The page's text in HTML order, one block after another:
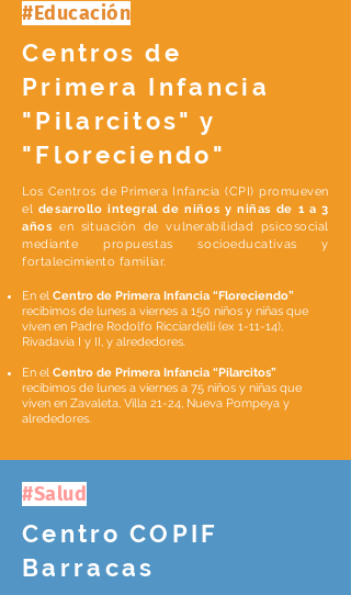
#Educación
Centros de
Primera Infancia
"Pilarcitos" y
"Floreciendo"
Los Centros de Primera Infancia (CPI) promueven
el desarrollo integral de niños y niñas de 1 a 3
años en situación de vulnerabilidad psicosocial
mediante propuestas socioeducativas y
fortalecimiento familiar.
En el Centro de Primera Infancia “Floreciendo”
recibimos de lunes a viernes a 150 niños y niñas que
viven en Padre Rodolfo Ricciardelli (ex 1-11-14),
Rivadavia I y II, y alrededores.
En el Centro de Primera Infancia “Pilarcitos”
recibimos de lunes a viernes a 75 niños y niñas que
viven en Zavaleta, Villa 21-24, Nueva Pompeya y
alrededores.
#Salud
Centro COPIF
Barracas